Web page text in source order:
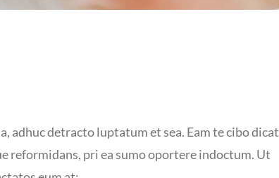
adhuc detracto luptatum et sea. Eam te cibo dicat
reformidans, pri ea sumo oportere indoctum. Ut